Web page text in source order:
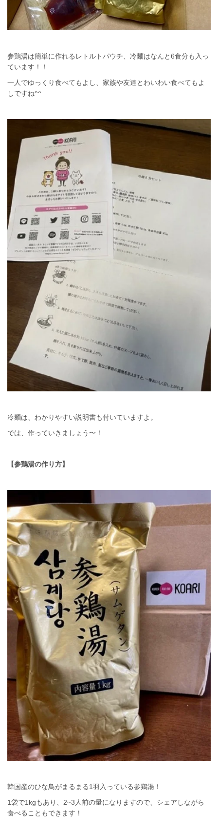
参鶏湯は簡単に作れるレトルトパウチ、冷麺はなんと6食分も入っ
ています！！
一人でゆっくり食べてもよし、家族や友達とわいわい食べてもよ
しですね^^
冷麺は、わかりやすい説明書も付いていますよ。
では、作っていきましょう〜！
【参鶏湯の作り方】
韓国産のひな鳥がまるまる1羽入っている参鶏湯！
1袋で1kgもあり、2~3人前の量になりますので、シェアしながら
食べることもできます！